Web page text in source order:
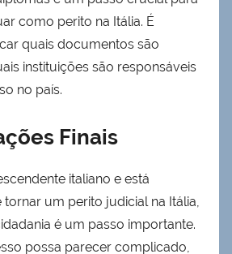
como perito na Itália. É
quais documentos são
instituições são responsáveis
no país.
Finais
italiano e está
tornar um perito judicial na Itália,
é um passo importante.
possa parecer complicado,